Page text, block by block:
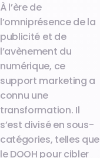
À l’ère de
l’omniprésence de la
publicité et de
l’avènement du
numérique, ce
support marketing a
connu une
transformation. Il
s’est divisé en sous-
catégories, telles que
leDOOH pour cibler